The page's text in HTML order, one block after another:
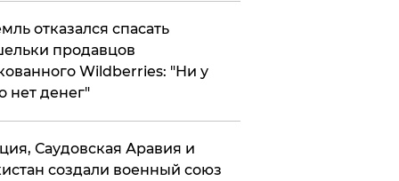
отказался спасать
продавцов
Wildberries: "Ни у
нет денег"
Саудовская Аравия и
создали военный союз